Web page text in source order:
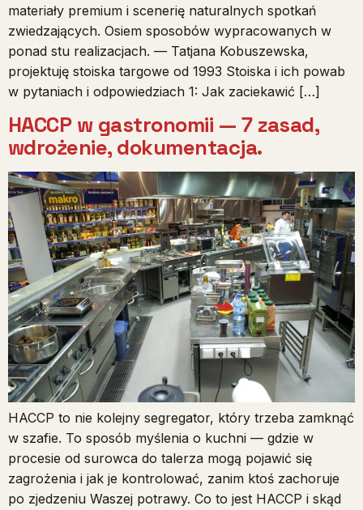
materiały premium i scenerię naturalnych spotkań
zwiedzających. Osiem sposobów wypracowanych w
ponad stu realizacjach. — Tatjana Kobuszewska,
projektuję stoiska targowe od 1993 Stoiska i ich powab
w pytaniach i odpowiedziach 1: Jak zaciekawić […]
HACCP w gastronomii — 7 zasad,
wdrożenie, dokumentacja.
HACCP to nie kolejny segregator, który trzeba zamknąć
w szafie. To sposób myślenia o kuchni — gdzie w
procesie od surowca do talerza mogą pojawić się
zagrożenia i jak je kontrolować, zanim ktoś zachoruje
po zjedzeniu Waszej potrawy. Co to jest HACCP i skąd